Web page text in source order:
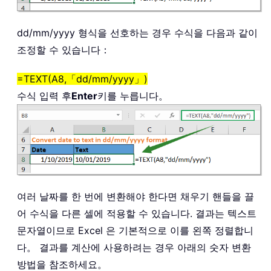
dd/mm/yyyy 형식을 선호하는 경우 수식을 다음과 같이
조정할 수 있습니다：
=TEXT(A8,「dd/mm/yyyy」)
수식 입력 후Enter키를 누릅니다。
여러 날짜를 한 번에 변환해야 한다면 채우기 핸들을 끌
어 수식을 다른 셀에 적용할 수 있습니다. 결과는 텍스트
문자열이므로 Excel 은 기본적으로 이를 왼쪽 정렬합니
다。 결과를 계산에 사용하려는 경우 아래의 숫자 변환
방법을 참조하세요。